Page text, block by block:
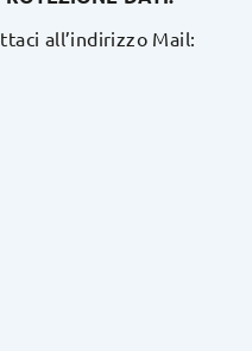
all’indirizzo Mail: